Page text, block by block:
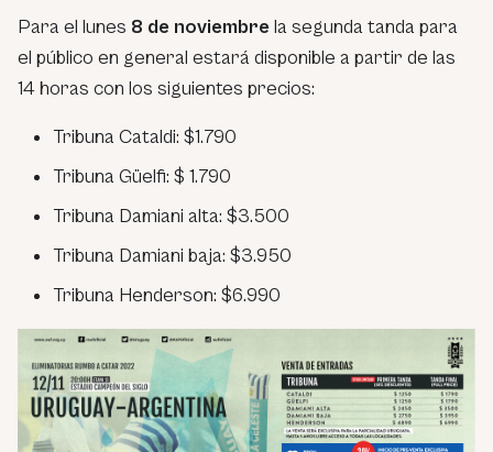
Para el lunes 8 de noviembre la segunda tanda para
el público en general estará disponible a partir de las
14 horas con los siguientes precios:
Tribuna Cataldi: $1.790
Tribuna Güelfi: $ 1.790
Tribuna Damiani alta: $3.500
Tribuna Damiani baja: $3.950
Tribuna Henderson: $6.990